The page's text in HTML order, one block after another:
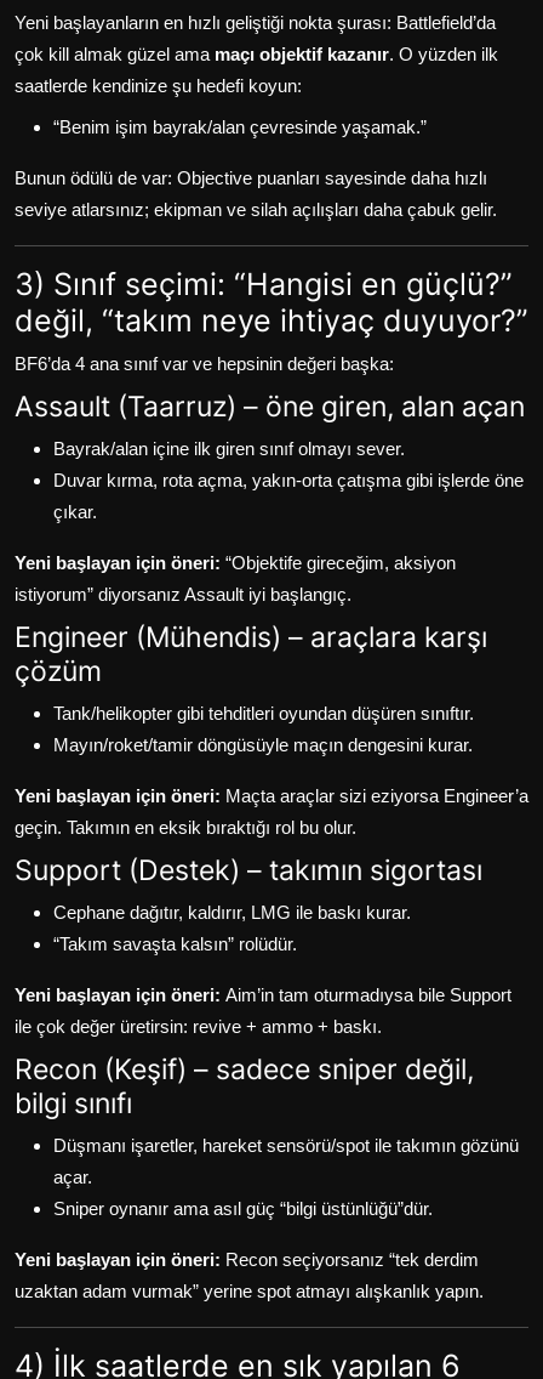
Yeni başlayanların en hızlı geliştiği nokta şurası: Battlefield’da
çok kill almak güzel ama maçı objektif kazanır. O yüzden ilk
saatlerde kendinize şu hedefi koyun:
“Benim işim bayrak/alan çevresinde yaşamak.”
Bunun ödülü de var: Objective puanları sayesinde daha hızlı
seviye atlarsınız; ekipman ve silah açılışları daha çabuk gelir.
3) Sınıf seçimi: “Hangisi en güçlü?”
değil, “takım neye ihtiyaç duyuyor?”
BF6’da 4 ana sınıf var ve hepsinin değeri başka:
Assault (Taarruz) – öne giren, alan açan
Bayrak/alan içine ilk giren sınıf olmayı sever.
Duvar kırma, rota açma, yakın-orta çatışma gibi işlerde öne
çıkar.
Yeni başlayan için öneri: “Objektife gireceğim, aksiyon
istiyorum” diyorsanız Assault iyi başlangıç.
Engineer (Mühendis) – araçlara karşı
çözüm
Tank/helikopter gibi tehditleri oyundan düşüren sınıftır.
Mayın/roket/tamir döngüsüyle maçın dengesini kurar.
Yeni başlayan için öneri: Maçta araçlar sizi eziyorsa Engineer’a
geçin. Takımın en eksik bıraktığı rol bu olur.
Support (Destek) – takımın sigortası
Cephane dağıtır, kaldırır, LMG ile baskı kurar.
“Takım savaşta kalsın” rolüdür.
Yeni başlayan için öneri: Aim’in tam oturmadıysa bile Support
ile çok değer üretirsin: revive + ammo + baskı.
Recon (Keşif) – sadece sniper değil,
bilgi sınıfı
Düşmanı işaretler, hareket sensörü/spot ile takımın gözünü
açar.
Sniper oynanır ama asıl güç “bilgi üstünlüğü”dür.
Yeni başlayan için öneri: Recon seçiyorsanız “tek derdim
uzaktan adam vurmak” yerine spot atmayı alışkanlık yapın.
4) İlk saatlerde en sık yapılan 6